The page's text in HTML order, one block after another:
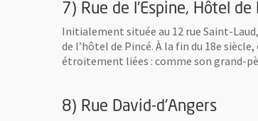
7) Rue de l'Espine, Hôtel de
Initialement située au 12 rue Saint-
de l’hôtel de Pincé. À la fin du 18e
étroitement liées : comme son grand-
8) Rue David-d'Angers